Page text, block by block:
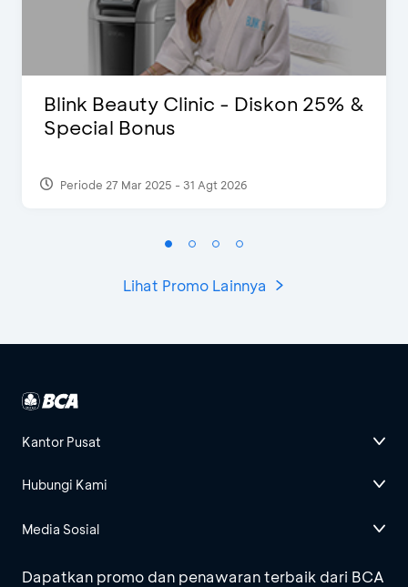
Blink Beauty Clinic - Diskon 25% &
Special Bonus
Periode 27 Mar 2025 - 31 Agt 2026
Lihat Promo Lainnya
Kantor Pusat
Hubungi Kami
Media Sosial
Dapatkan promo dan penawaran terbaik dari BCA